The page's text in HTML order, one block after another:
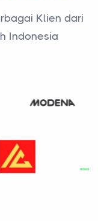
Klien dari
Indonesia